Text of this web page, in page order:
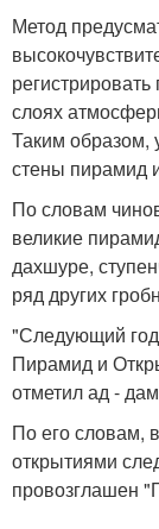
Метод
слоях
Таким образом,
стены пирамид
По словам
великие
дахшуре,
ряд других
"Следующий
Пирамид и
отметил ад -
По его словам,
открытиями
провозглашен